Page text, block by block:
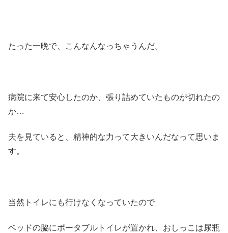
たった一晩で、こんなんなっちゃうんだ。
病院に来て安心したのか、張り詰めていたものが切れたの
か…
夫を見ていると、精神的な力って大きいんだなって思いま
す。
当然トイレにも行けなくなっていたので
ベッドの脇にポータブルトイレが置かれ、おしっこは尿瓶